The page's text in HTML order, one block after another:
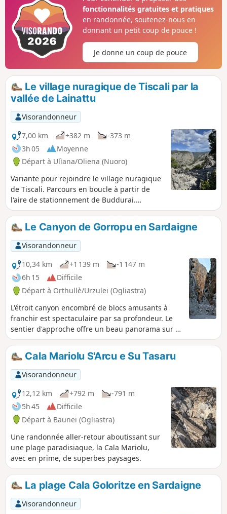
fonctionnalités gratuites et pratiques
en randonnée, soutenez-nous en
donnant un petit coup de pouce !
Je donne un coup de pouce
Le village nuragique de Tiscali par la
vallée de Lainattu
Visorandonneur
7,00 km
+382 m
-373 m
3h 05
Moyenne
Départ à Ulìana/Oliena (Nuoro)
Variante pour rejoindre le village nuragique
de Tiscali. Parcours en boucle à partir de
l'aire de stationnement de Buddurai.
Randonnée très agréable, différents types
de terrains traversés et vues sur la vallée.
Le Canyon de Gorropu en Sardaigne
Visorandonneur
10,34 km
+1 139 m
-1 147 m
6h 15
Difficile
Départ à Orthullè/Urzulei (Ogliastra)
L'étroit canyon encombré de blocs amusants à
franchir est spectaculaire par sa profondeur. Le
sentier d'approche offre un beau panorama sur la
large vallée du Flumineddu et le bourg perché de
Dorgali. Vous rencontrerez, au-dessus d'une
végétation méditerranéenne, d'émouvants chênes
verts, immenses et plusieurs fois centenaires,
vestiges d'une ancienne forêt.
Cala Mariolu S'Arcu e Su Tasaru
Visorandonneur
12,12 km
+792 m
-791 m
5h 45
Difficile
Départ à Baunei (Ogliastra)
Une randonnée aller-retour aboutissant sur
une plage paradisiaque, la Cala Mariolu,
avec en prime, de superbes paysages.
La plage Cala Goloritze en Sardaigne
Visorandonneur